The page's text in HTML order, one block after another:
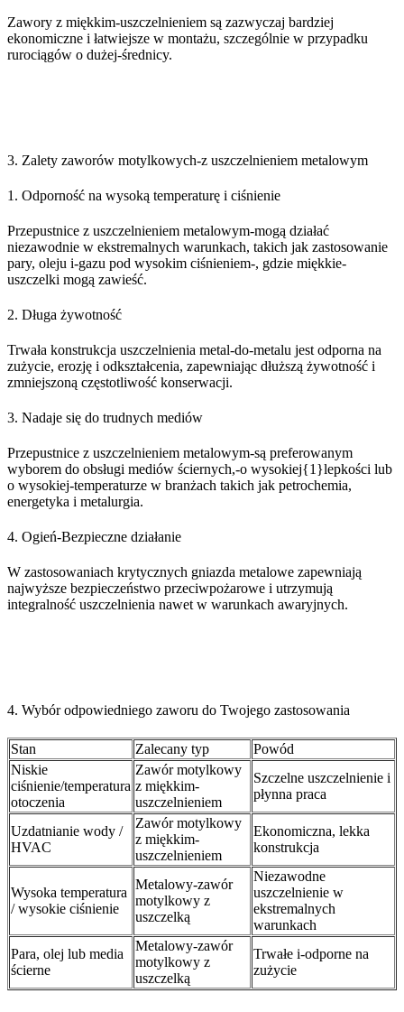
Zawory z miękkim-uszczelnieniem są zazwyczaj bardziej
ekonomiczne i łatwiejsze w montażu, szczególnie w przypadku
rurociągów o dużej-średnicy.
3. Zalety zaworów motylkowych-z uszczelnieniem metalowym
1. Odporność na wysoką temperaturę i ciśnienie
Przepustnice z uszczelnieniem metalowym-mogą działać
niezawodnie w ekstremalnych warunkach, takich jak zastosowanie
pary, oleju i-gazu pod wysokim ciśnieniem-, gdzie miękkie-
uszczelki mogą zawieść.
2. Długa żywotność
Trwała konstrukcja uszczelnienia metal-do-metalu jest odporna na
zużycie, erozję i odkształcenia, zapewniając dłuższą żywotność i
zmniejszoną częstotliwość konserwacji.
3. Nadaje się do trudnych mediów
Przepustnice z uszczelnieniem metalowym-są preferowanym
wyborem do obsługi mediów ściernych,-o wysokiej{1}lepkości lub
o wysokiej-temperaturze w branżach takich jak petrochemia,
energetyka i metalurgia.
4. Ogień-Bezpieczne działanie
W zastosowaniach krytycznych gniazda metalowe zapewniają
najwyższe bezpieczeństwo przeciwpożarowe i utrzymują
integralność uszczelnienia nawet w warunkach awaryjnych.
4. Wybór odpowiedniego zaworu do Twojego zastosowania
Stan Zalecany typ
Powód
Niskie
ciśnienie/temperatura
otoczenia
Zawór motylkowy
z miękkim-
uszczelnieniem
Szczelne uszczelnienie i
płynna praca
Uzdatnianie wody /
HVAC
Zawór motylkowy
z miękkim-
uszczelnieniem
Ekonomiczna, lekka
konstrukcja
Wysoka temperatura
/ wysokie ciśnienie
Metalowy-zawór
motylkowy z
uszczelką
Niezawodne
uszczelnienie w
ekstremalnych
warunkach
Para, olej lub media
ścierne
Metalowy-zawór
motylkowy z
uszczelką
Trwałe i-odporne na
zużycie